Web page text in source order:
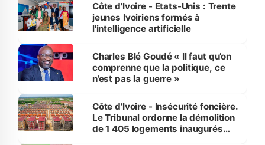
Côte d'Ivoire - Etats-Unis : Trente
jeunes Ivoiriens formés à
l'intelligence artificielle
Charles Blé Goudé « Il faut qu’on
comprenne que la politique, ce
n’est pas la guerre »
Côte d’Ivoire - Insécurité foncière.
Le Tribunal ordonne la démolition
de 1 405 logements inaugurés